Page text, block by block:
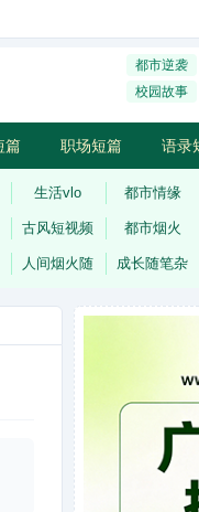
都市逆袭
校园故事
篇 职场短篇 语录
生活vlo 都市情缘
古风短视频 都市烟火
人间烟火随 成长随笔杂